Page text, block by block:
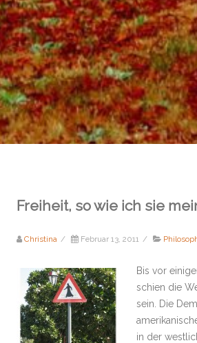
Freiheit, so wie ich sie
Christina / Februar 13, 2011 /
Bis vor
schien die
sein. Die
in der